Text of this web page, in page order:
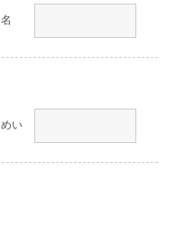
名
めい